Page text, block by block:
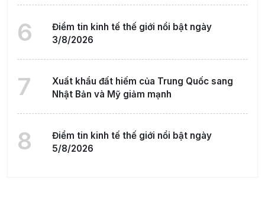
6
Điểm tin kinh tế thế giới nổi bật ngày
3/8/2026
7
Xuất khẩu đất hiếm của Trung Quốc sang
Nhật Bản và Mỹ giảm mạnh
8
Điểm tin kinh tế thế giới nổi bật ngày
5/8/2026